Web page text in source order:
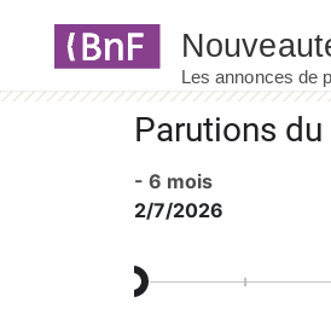
Parutions
- 6 mois
2/7/2026